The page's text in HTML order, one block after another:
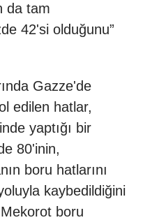
da tam
42'si olduğunu”
Gazze'de
edilen hatlar,
yaptığı bir
80'inin,
boru hatlarını
kaybedildiğini
boru